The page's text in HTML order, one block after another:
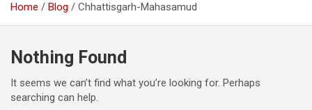
Home Blog Chhattisgarh-Mahasamud
Nothing Found
It seems we can’t find what you’re looking for. Perhaps
searching can help.